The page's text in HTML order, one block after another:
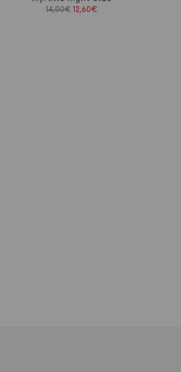
14,00€ Original
12,60€Η